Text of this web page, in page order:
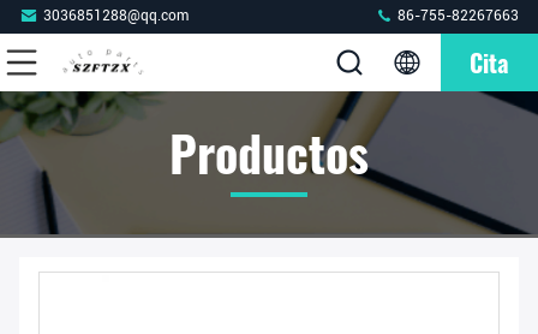
3036851288@qq.com 86-755-82267663
Cita
Productos